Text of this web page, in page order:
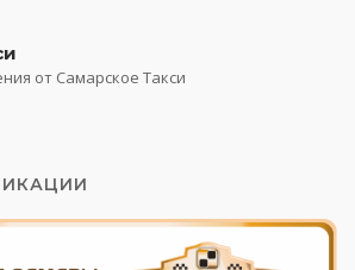
от Самарское Такси